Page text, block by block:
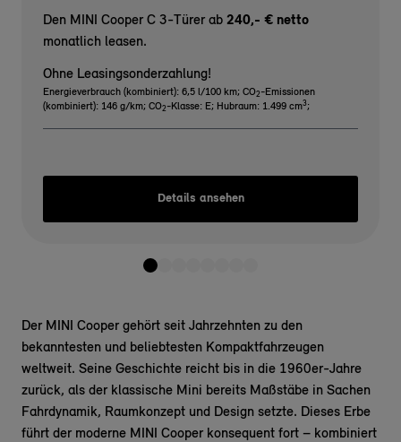
Den MINI Cooper C 3-Türer ab 240,- € netto
monatlich leasen.
Ohne Leasingsonderzahlung!
Energieverbrauch (kombiniert): 6,5 l/100 km; CO2 -Emissionen
(kombiniert): 146 g/km; CO2 -Klasse: E; Hubraum: 1.499 cm3;
Details ansehen
Der MINI Cooper gehört seit Jahrzehnten zu den
bekanntesten und beliebtesten Kompaktfahrzeugen
weltweit. Seine Geschichte reicht bis in die 1960er-Jahre
zurück, als der klassische Mini bereits Maßstäbe in Sachen
Fahrdynamik, Raumkonzept und Design setzte. Dieses Erbe
führt der moderne MINI Cooper konsequent fort – kombiniert